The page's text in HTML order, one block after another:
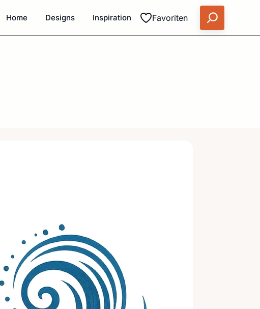
Favoriten
Home Designs Inspiration